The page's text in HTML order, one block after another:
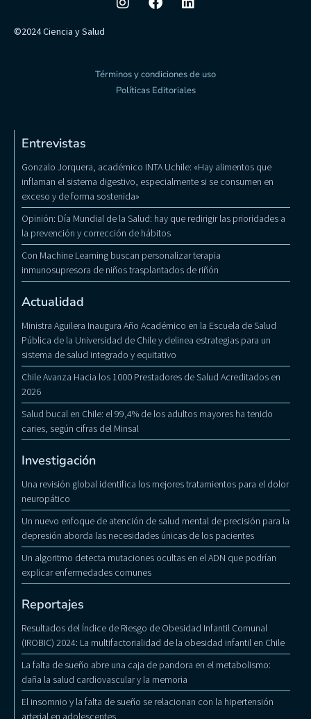
©2024 Ciencia y Salud
Términos y condiciones de uso
Políticas Editoriales
Entrevistas
Gonzalo Jorquera, académico INTA Uchile: «Hay alimentos que
inflaman el sistema digestivo, especialmente si se consumen en
exceso y de forma sostenida»
Opinión: Día Mundial de la Salud: hay que redirigir las prioridades a
la prevención y corrección de hábitos
Con Machine Learning buscan personalizar terapia
inmunosupresora de niños trasplantados de riñón
Actualidad
Ministra Aguilera Inaugura Año Académico en la Escuela de Salud
Pública de la Universidad de Chile y delinea estrategias para un
sistema de salud integrado y equitativo
Chile Avanza Hacia los 1000 Prestadores de Salud Acreditados en
2026
Salud bucal en Chile: el 99,4% de los adultos mayores ha tenido
caries, según cifras del Minsal
Investigación
Una revisión global identifica los mejores tratamientos para el dolor
neuropático
Un nuevo enfoque de atención de salud mental de precisión para la
depresión aborda las necesidades únicas de los pacientes
Un algoritmo detecta mutaciones ocultas en el ADN que podrían
explicar enfermedades comunes
Reportajes
Resultados del Índice de Riesgo de Obesidad Infantil Comunal
(IROBIC) 2024: La multifactorialidad de la obesidad infantil en Chile
La falta de sueño abre una caja de pandora en el metabolismo:
daña la salud cardiovascular y la memoria
El insomnio y la falta de sueño se relacionan con la hipertensión
arterial en adolescentes